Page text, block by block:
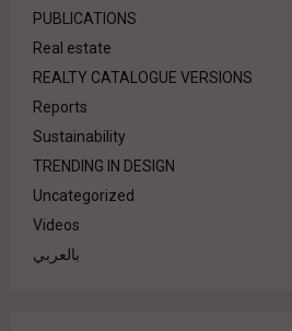
PUBLICATIONS
Real estate
REALTY CATALOGUE VERSIONS
Reports
Sustainability
TRENDING IN DESIGN
Uncategorized
Videos
بالعربي